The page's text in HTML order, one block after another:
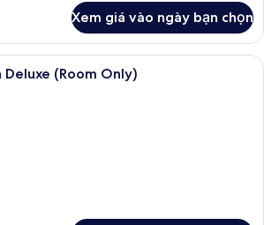
Xem giá vào ngày bạn chọn
Chăn bông, két bảo mật tại phòng,
(Room Only)